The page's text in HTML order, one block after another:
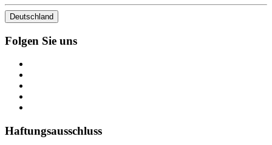
Deutschland
Folgen Sie uns
Haftungsausschluss